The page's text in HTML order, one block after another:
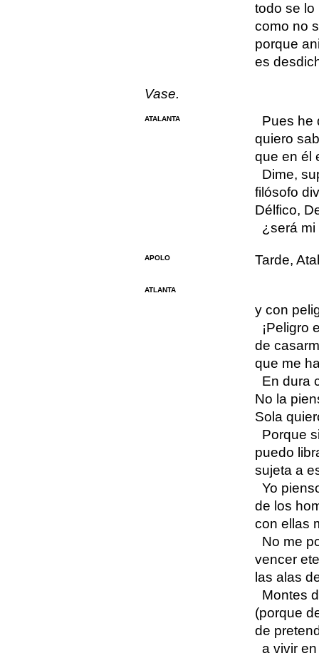
todo se lo
como no
porque
es
Vase.
ATALANTA
Pues he
quiero
que en él
Dime,
filósofo
Délfico,
¿será
APOLO Tarde,
ATLANTA
y con
¡Peligro
de
que me
En dura
No la
Sola
Porque
puedo
sujeta a
Yo
de los
con ellas
No me
vencer
las alas
Montes
(porque
de
a vivir